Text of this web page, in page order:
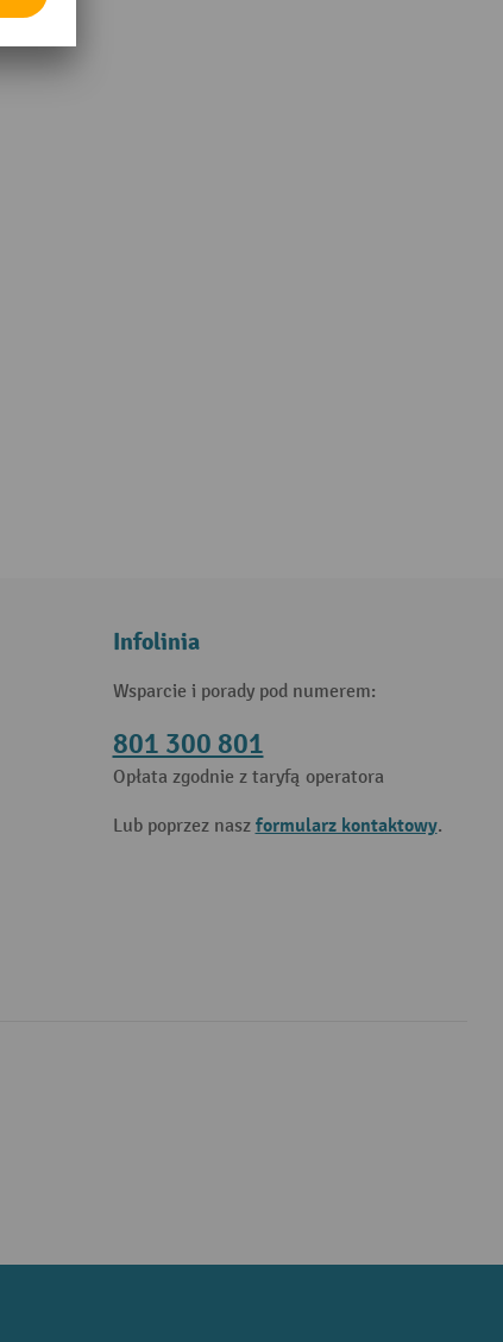
Infolinia
Wsparcie i porady pod numerem:
801 300 801
Opłata zgodnie z taryfą operatora
Lub poprzez nasz formularz kontaktowy.